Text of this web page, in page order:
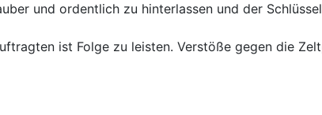
und ordentlich zu hinterlassen und der
ist Folge zu leisten. Verstöße gegen die